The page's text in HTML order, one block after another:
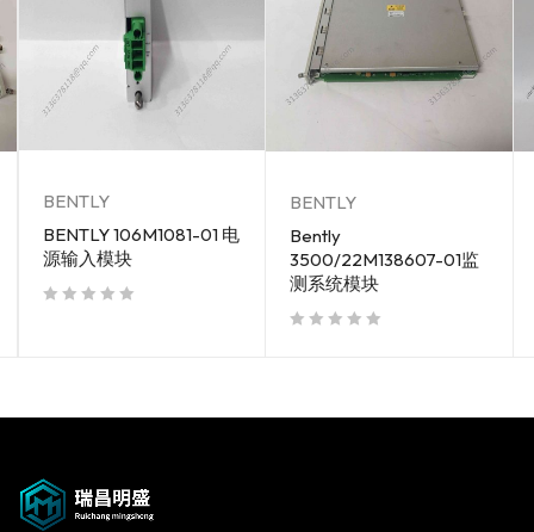
BENTLY
BENTLY 106M1081-01 电
源输入模块
BENTLY
Bently
3500/22M138607-01监
测系统模块